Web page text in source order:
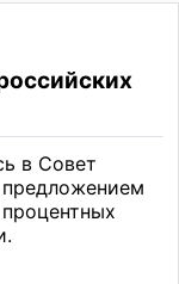
в Совет